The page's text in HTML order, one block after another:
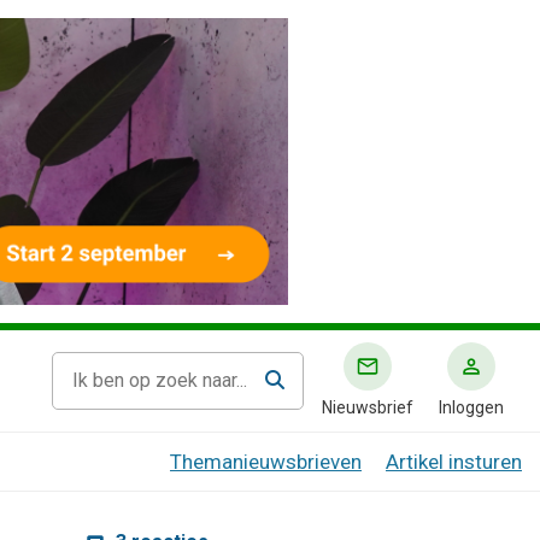
Nieuwsbrief Inloggen
Themanieuwsbrieven Artikel insturen